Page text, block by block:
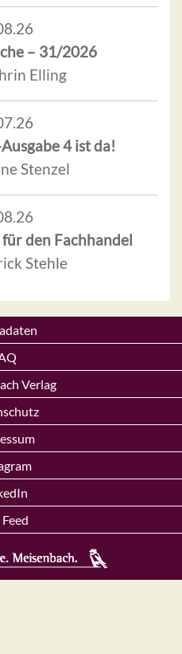
– 31/2026
Elling
4 ist da!
Stenzel
den Fachhandel
Stehle
Verlag
Feed